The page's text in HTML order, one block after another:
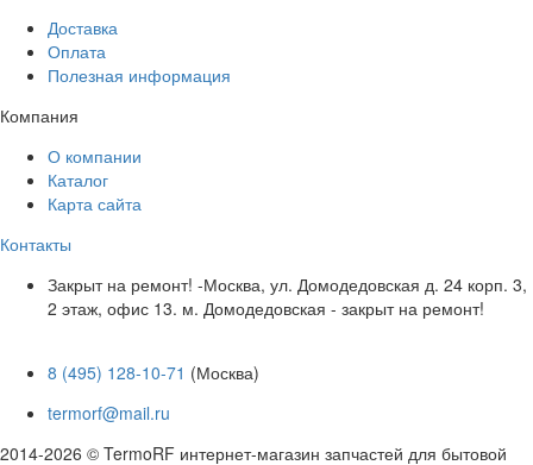
Доставка
Оплата
Полезная информация
Компания
О компании
Каталог
Карта сайта
Контакты
Закрыт на ремонт! -Москва, ул. Домодедовская д. 24 корп. 3,
2 этаж, офис 13. м. Домодедовская - закрыт на ремонт!
8 (495) 128-10-71 (Москва)
termorf@mail.ru
2014-2026 © TermoRF интернет-магазин запчастей для бытовой